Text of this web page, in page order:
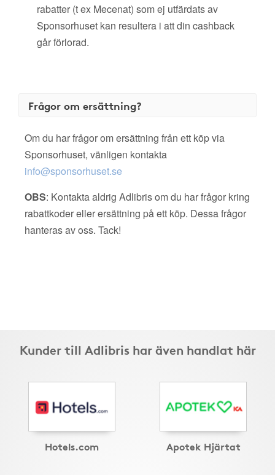
rabatter (t ex Mecenat) som ej utfärdats av
Sponsorhuset kan resultera i att din cashback
går förlorad.
Frågor om ersättning?
Om du har frågor om ersättning från ett köp via
Sponsorhuset, vänligen kontakta
info@sponsorhuset.se
OBS: Kontakta aldrig Adlibris om du har frågor kring
rabattkoder eller ersättning på ett köp. Dessa frågor
hanteras av oss. Tack!
Kunder till Adlibris har även handlat här
Hotels.com Apotek Hjärtat